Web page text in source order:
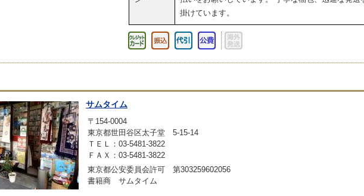
掛けています。
サムタイム
〒154-0004
東京都世田谷区太子堂 5-15-14
ＴＥＬ：03-5481-3822
ＦＡＸ：03-5481-3822
東京都公安委員会許可 第303259602056
書籍商 サムタイム